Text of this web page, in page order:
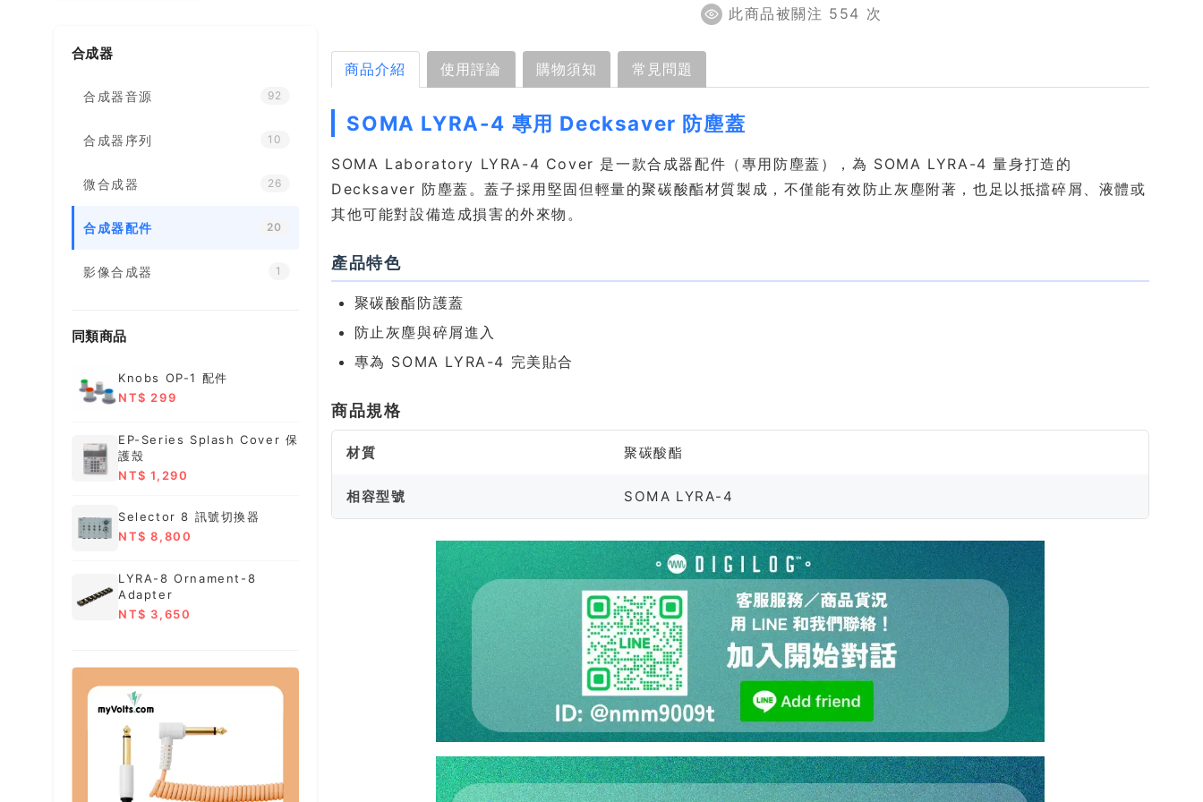
此商品被關注 554 次
合成器
合成器音源 92
合成器序列 10
微合成器 26
合成器配件 20
影像合成器 1
同類商品
Knobs OP-1 配件
NT$ 299
EP-Series Splash Cover 保
護殼
NT$ 1,290
Selector 8 訊號切換器
NT$ 8,800
LYRA-8 Ornament-8
Adapter
NT$ 3,650
商品介紹 使用評論 購物須知 常見問題
SOMA LYRA-4 專用 Decksaver 防塵蓋
SOMA Laboratory LYRA-4 Cover 是一款合成器配件（專用防塵蓋），為 SOMA LYRA-4 量身打造的
Decksaver 防塵蓋。蓋子採用堅固但輕量的聚碳酸酯材質製成，不僅能有效防止灰塵附著，也足以抵擋碎屑、液體或
其他可能對設備造成損害的外來物。
產品特色
聚碳酸酯防護蓋
防止灰塵與碎屑進入
專為 SOMA LYRA-4 完美貼合
商品規格
材質 聚碳酸酯
相容型號 SOMA LYRA-4